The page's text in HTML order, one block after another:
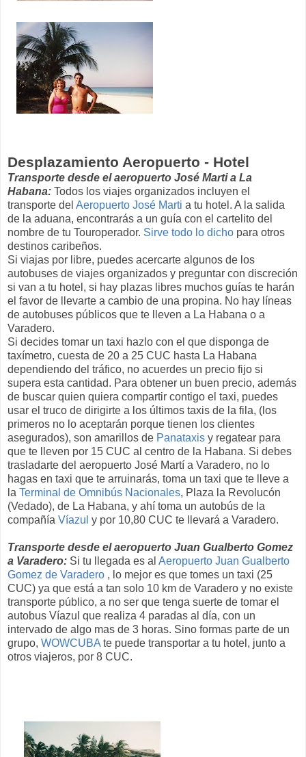
Desplazamiento Aeropuerto - Hotel
Transporte desde el aeropuerto José Marti a La
Habana: Todos los viajes organizados incluyen el
transporte del Aeropuerto José Marti a tu hotel. A la salida
de la aduana, encontrarás a un guía con el cartelito del
nombre de tu Touroperador. Sirve todo lo dicho para otros
destinos caribeños.
Si viajas por libre, puedes acercarte algunos de los
autobuses de viajes organizados y preguntar con discreción
si van a tu hotel, si hay plazas libres muchos guías te harán
el favor de llevarte a cambio de una propina. No hay líneas
de autobuses públicos que te lleven a La Habana o a
Varadero.
Si decides tomar un taxi hazlo con el que disponga de
taxímetro, cuesta de 20 a 25 CUC hasta La Habana
dependiendo del tráfico, no acuerdes un precio fijo si
supera esta cantidad. Para obtener un buen precio, además
de buscar quien quiera compartir contigo el taxi, puedes
usar el truco de dirigirte a los últimos taxis de la fila, (los
primeros no lo aceptarán porque tienen los clientes
asegurados), son amarillos de Panataxis y regatear para
que te lleven por 15 CUC al centro de la Habana. Si debes
trasladarte del aeropuerto José Martí a Varadero, no lo
hagas en taxi que te arruinarás, toma un taxi que te lleve a
la Terminal de Omnibús Nacionales, Plaza la Revolucón
(Vedado), de La Habana, y ahí toma un autobús de la
compañía Víazul y por 10,80 CUC te llevará a Varadero.
Transporte desde el aeropuerto Juan Gualberto Gomez
a Varadero: Si tu llegada es al Aeropuerto Juan Gualberto
Gomez de Varadero , lo mejor es que tomes un taxi (25
CUC) ya que está a tan solo 10 km de Varadero y no existe
transporte público, a no ser que tenga suerte de tomar el
autobus Víazul que realiza 4 paradas al día, con un
intervado de algo mas de 3 horas. Sino formas parte de un
grupo, WOWCUBA te puede transportar a tu hotel, junto a
otros viajeros, por 8 CUC.